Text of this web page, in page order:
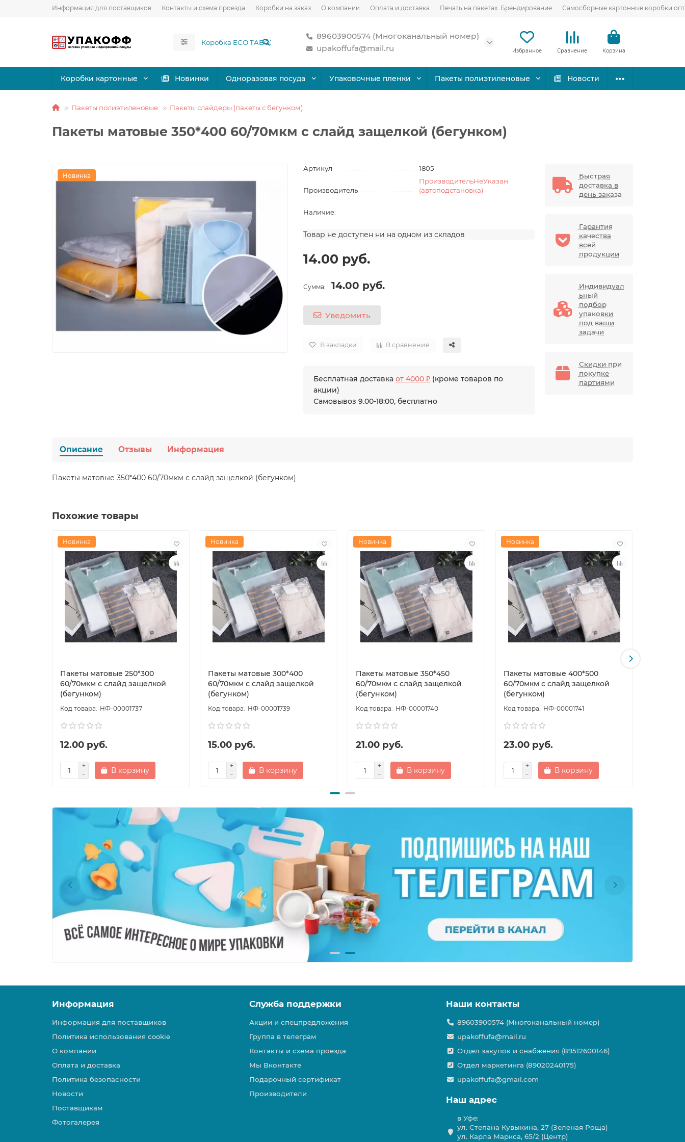
Информация для поставщиков Контакты и схема проезда Коробки на заказ О компании Оплата и доставка Печать на пакетах. Брендирование Самосборные картонные коробки
89603900574 (Многоканальный номер)
upakoffufa@mail.ru
Избранное Сравнение Корзина
Коробки картонные Новинки Одноразовая посуда Упаковочные пленки Пакеты полиэтиленовые Новости
Пакеты полиэтиленовые Пакеты слайдеры (пакеты с бегунком)
Пакеты матовые 350*400 60/70мкм с слайд защелкой (бегунком)
Новинка
Артикул 1805
Производитель
ПроизводительНеУказан
(автоподстановка)
Наличие:
Товар не доступен ни на одном из складов
14.00 руб.
Сумма: 14.00 руб.
Уведомить
В закладки В сравнение
Бесплатная доставкаот 4000 ₽ (кроме товаров по
акции)
Самовывоз 9.00-18:00, бесплатно
Быстрая
доставка в
день заказа
Гарантия
качества
всей
продукции
Индивидуал
ьный
подбор
упаковки
под ваши
задачи
Скидки при
покупке
партиями
Описание Отзывы Информация
Пакеты матовые 350*400 60/70мкм с слайд защелкой (бегунком)
Похожие товары
Новинка
Пакеты матовые 250*300
60/70мкм с слайд защелкой
(бегунком)
НФ-00001737
12.00 руб.
В корзину
Новинка
Пакеты матовые 300*400
60/70мкм с слайд защелкой
(бегунком)
НФ-00001739
15.00 руб.
В корзину
Новинка
Пакеты матовые 350*450
60/70мкм с слайд защелкой
(бегунком)
НФ-00001740
21.00 руб.
В корзину
Новинка
Пакеты матовые 400*500
60/70мкм с слайд защелкой
(бегунком)
НФ-00001741
23.00 руб.
В корзину
Информация
Информация для поставщиков
Политика использования cookie
О компании
Оплата и доставка
Политика безопасности
Новости
Поставщикам
Фотогалерея
Служба поддержки
Акции и спецпредложения
Группа в телеграм
Контакты и схема проезда
Мы Вконтакте
Подарочный сертификат
Производители
Наши контакты
89603900574 (Многоканальный номер)
upakoffufa@mail.ru
Отдел закупок и снабжения (89512600146)
Отдел маркетинга (89020240175)
upakoffufa@gmail.com
Наш адрес
в Уфе:
ул. Степана Кувыкина, 27 (Зеленая Роща)
ул. Карла Маркса, 65/2 (Центр)